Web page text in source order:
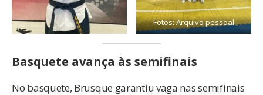
Fotos: Arquivo pessoal
Basquete avança às semifinais
No basquete, Brusque garantiu vaga nas semifinais